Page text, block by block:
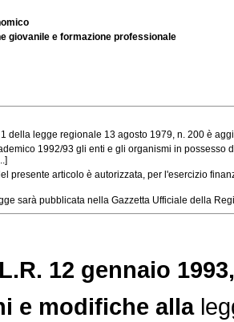
giovanile e formazione professionale
legge regionale 13 agosto 1979, n. 200 è
1992/93 gli enti e gli organismi in possesso
presente articolo è autorizzata, per l'esercizio
sarà pubblicata nella Gazzetta Ufficiale della
12 gennaio
e modifiche alla